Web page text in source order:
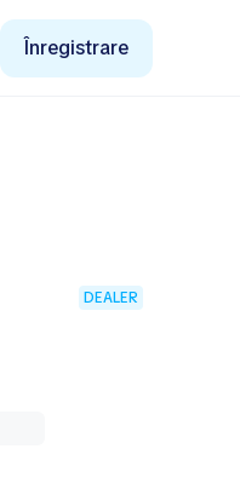
Înregistrare
DEALER